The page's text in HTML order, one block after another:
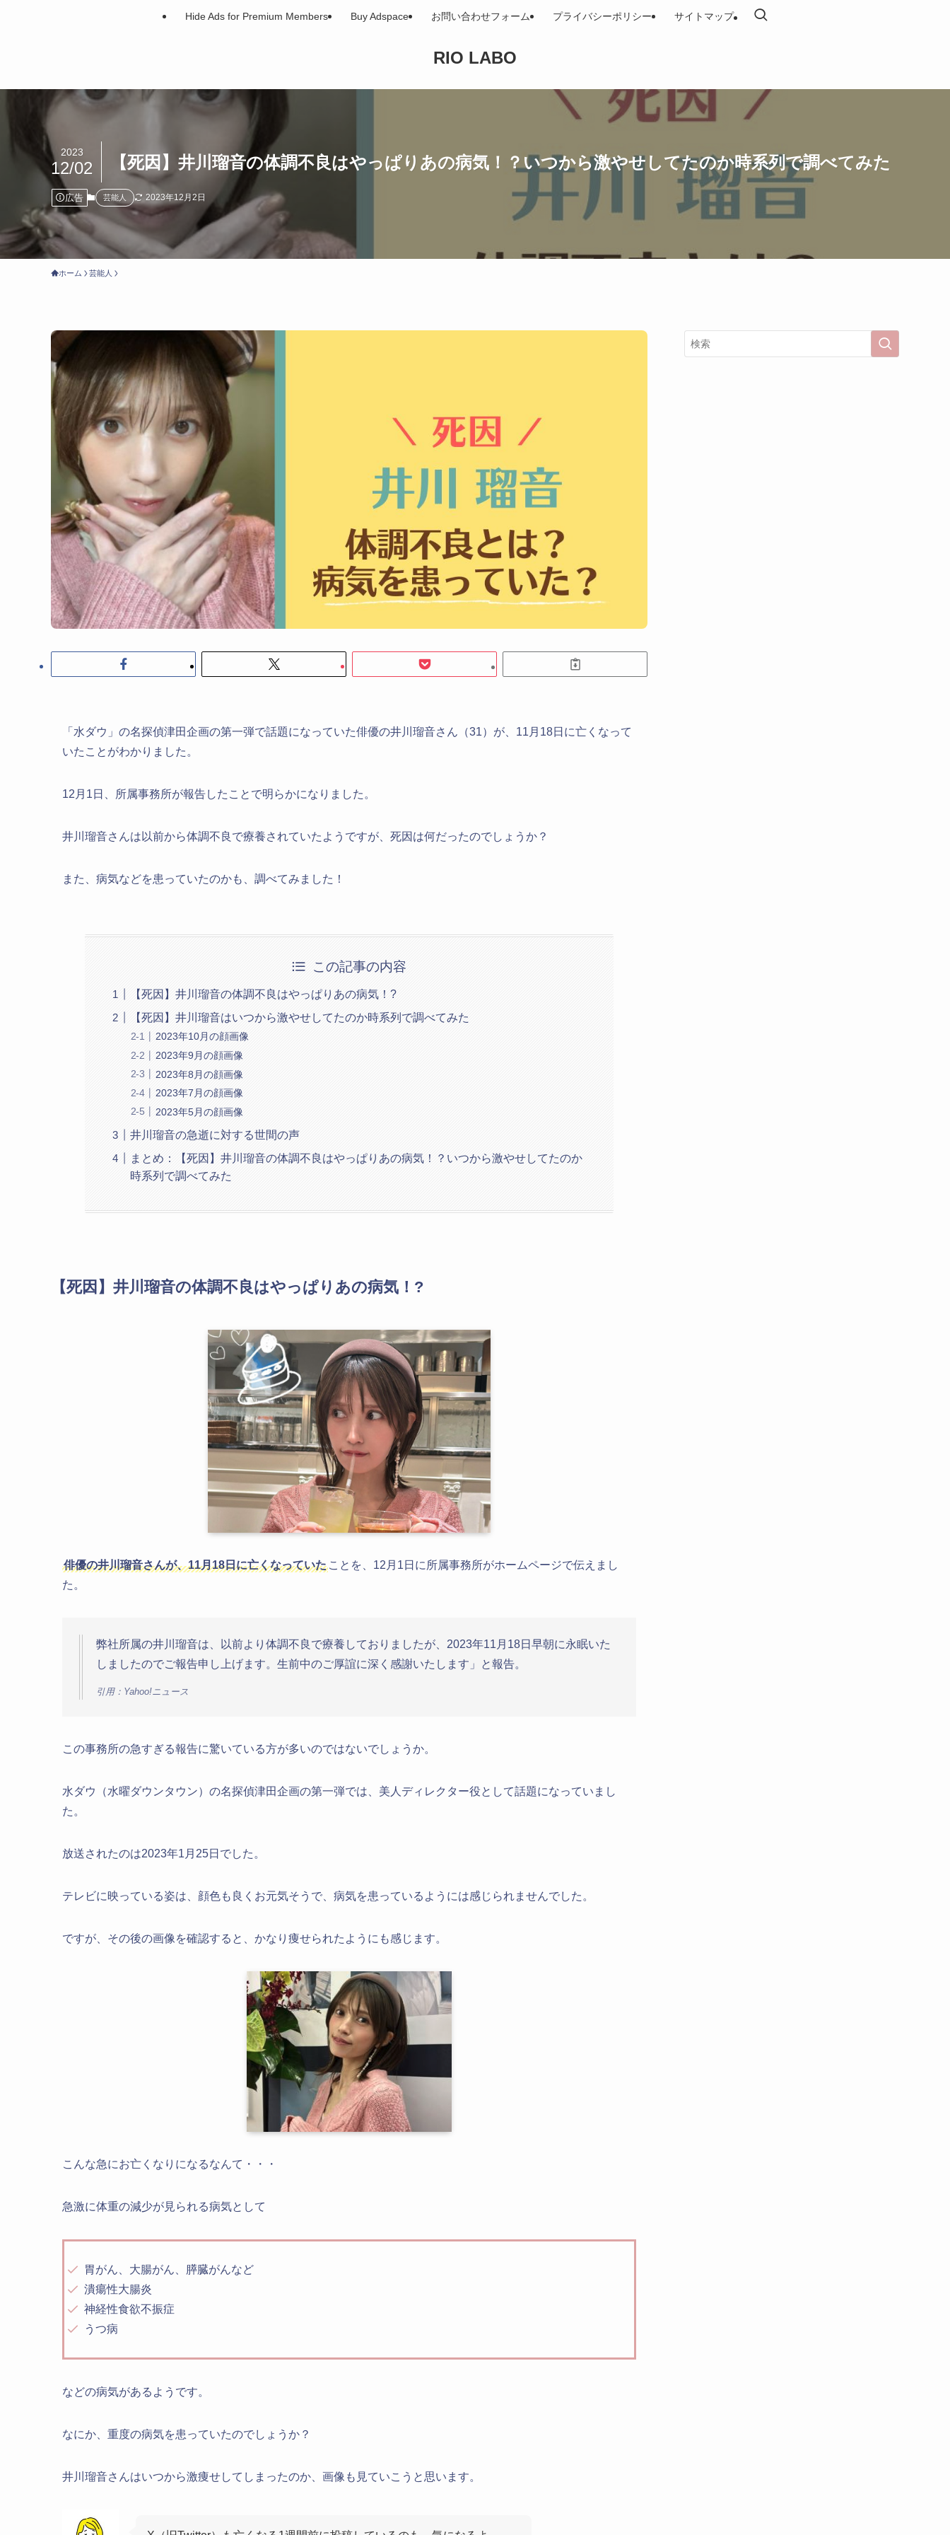
RIO LABO
Hide Ads for Premium Members Buy Adspace お問い合わせフォーム プライバシーポリシー サイトマップ
【死因】井川瑠音の体調不良はやっぱりあの病気！？いつから激やせしてたのか時系列で調べてみた
2023
12/02
広告 芸能人 2023年12月2日
ホーム 芸能人
「水ダウ」の名探偵津田企画の第一弾で話題になっていた俳優の井川瑠音さん（31）が、11月18日に亡くなって
いたことがわかりました。
12月1日、所属事務所が報告したことで明らかになりました。
井川瑠音さんは以前から体調不良で療養されていたようですが、死因は何だったのでしょうか？
また、病気などを患っていたのかも、調べてみました！
この記事の内容
【死因】井川瑠音の体調不良はやっぱりあの病気！?
【死因】井川瑠音はいつから激やせしてたのか時系列で調べてみた
2023年10月の顔画像
2023年9月の顔画像
2023年8月の顔画像
2023年7月の顔画像
2023年5月の顔画像
井川瑠音の急逝に対する世間の声
まとめ：【死因】井川瑠音の体調不良はやっぱりあの病気！？いつから激やせしてたのか
時系列で調べてみた
【死因】井川瑠音の体調不良はやっぱりあの病気！?
俳優の井川瑠音さんが、11月18日に亡くなっていた ことを、12月1日に所属事務所がホームページで伝えまし
た。
弊社所属の井川瑠音は、以前より体調不良で療養しておりましたが、2023年11月18日早朝に永眠いた
しましたのでご報告申し上げます。生前中のご厚誼に深く感謝いたします」と報告。
引用：Yahoo!ニュース
この事務所の急すぎる報告に驚いている方が多いのではないでしょうか。
水ダウ（水曜ダウンタウン）の名探偵津田企画の第一弾では、美人ディレクター役として話題になっていまし
た。
放送されたのは2023年1月25日でした。
テレビに映っている姿は、顔色も良くお元気そうで、病気を患っているようには感じられませんでした。
ですが、その後の画像を確認すると、かなり痩せられたようにも感じます。
こんな急にお亡くなりになるなんて・・・
急激に体重の減少が見られる病気として
胃がん、大腸がん、膵臓がんなど
潰瘍性大腸炎
神経性食欲不振症
うつ病
などの病気があるようです。
なにか、重度の病気を患っていたのでしょうか？
井川瑠音さんはいつから激痩せしてしまったのか、画像も見ていこうと思います。